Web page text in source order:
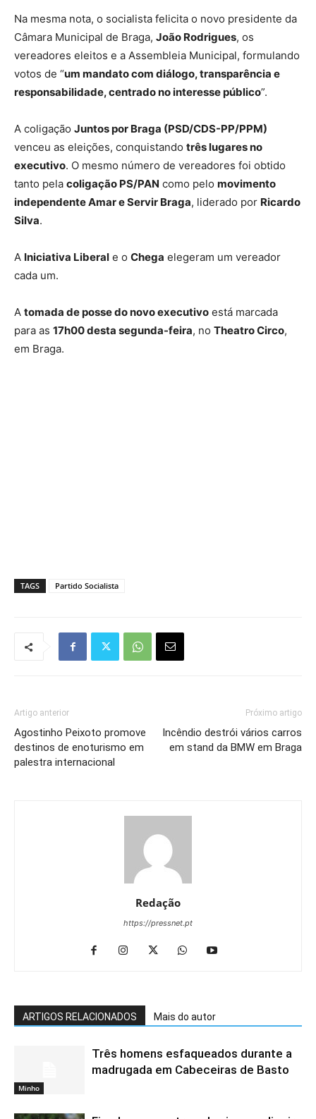
Na mesma nota, o socialista felicita o novo presidente da
Câmara Municipal de Braga, João Rodrigues, os
vereadores eleitos e a Assembleia Municipal, formulando
votos de “um mandato com diálogo, transparência e
responsabilidade, centrado no interesse público”.
A coligação Juntos por Braga (PSD/CDS-PP/PPM)
venceu as eleições, conquistando três lugares no
executivo. O mesmo número de vereadores foi obtido
tanto pela coligação PS/PAN como pelo movimento
independente Amar e Servir Braga, liderado por Ricardo
Silva.
A Iniciativa Liberal e o Chega elegeram um vereador
cada um.
A tomada de posse do novo executivo está marcada
para as 17h00 desta segunda-feira, no Theatro Circo,
em Braga.
TAGS Partido Socialista
Artigo anterior
Agostinho Peixoto promove
destinos de enoturismo em
palestra internacional
Próximo artigo
Incêndio destrói vários carros
em stand da BMW em Braga
Redação
https://pressnet.pt
ARTIGOS RELACIONADOS Mais do autor
Minho
Três homens esfaqueados durante a
madrugada em Cabeceiras de Basto